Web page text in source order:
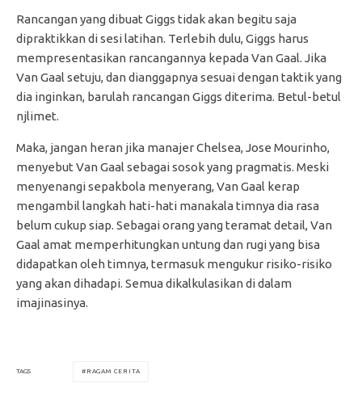
Rancangan yang dibuat Giggs tidak akan begitu saja
dipraktikkan di sesi latihan. Terlebih dulu, Giggs harus
mempresentasikan rancangannya kepada Van Gaal. Jika
Van Gaal setuju, dan dianggapnya sesuai dengan taktik yang
dia inginkan, barulah rancangan Giggs diterima. Betul-betul
njlimet.
Maka, jangan heran jika manajer Chelsea, Jose Mourinho,
menyebut Van Gaal sebagai sosok yang pragmatis. Meski
menyenangi sepakbola menyerang, Van Gaal kerap
mengambil langkah hati-hati manakala timnya dia rasa
belum cukup siap. Sebagai orang yang teramat detail, Van
Gaal amat memperhitungkan untung dan rugi yang bisa
didapatkan oleh timnya, termasuk mengukur risiko-risiko
yang akan dihadapi. Semua dikalkulasikan di dalam
imajinasinya.
TAGS RAGAM CERITA